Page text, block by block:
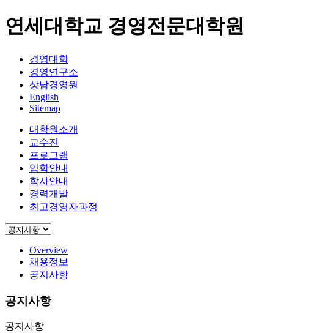
연세대학교 경영전문대학원
경영대학
경영연구소
상남경영원
English
Sitemap
대학원소개
교수진
프로그램
입학안내
학사안내
경력개발
최고경영자과정
Overview
채용정보
공지사항
공지사항
공지사항